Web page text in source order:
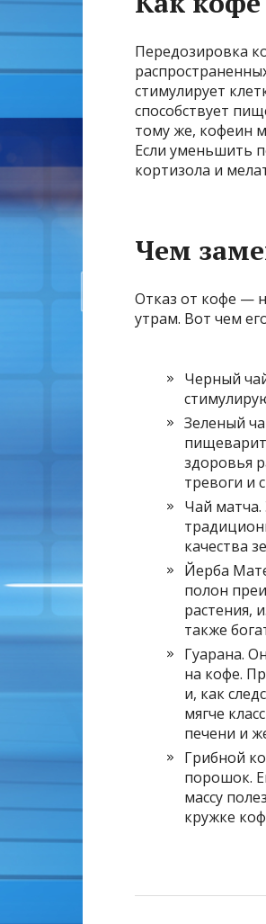
Передозировка
стимулирует
способствует
тому же, кофеин
Если уменьшить
кортизола и
Чем
Отказ от кофе —
утрам. Вот чем
Черный
Зеленый
здоровья
тревоги и
Чай
качества
Йерба
полон
растения,
также
Гуарана.
на кофе.
и, как
мягче
печени и
Грибной
порошок.
массу
кружке